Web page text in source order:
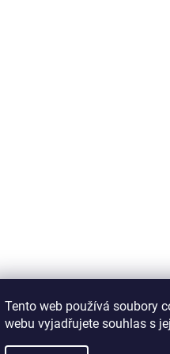
Tento web používá soubory
webu vyjadřujete souhlas s